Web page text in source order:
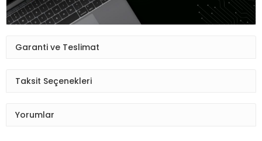
Garanti ve Teslimat
Taksit Seçenekleri
Yorumlar